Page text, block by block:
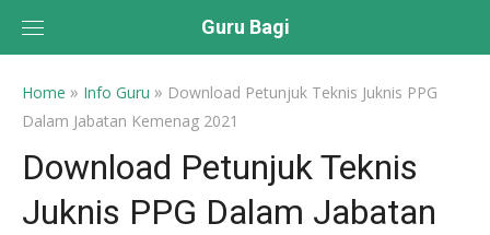
Guru Bagi
Home » Info Guru » Download Petunjuk Teknis Juknis PPG
Dalam Jabatan Kemenag 2021
Download Petunjuk Teknis
Juknis PPG Dalam Jabatan